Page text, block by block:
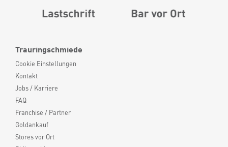
Trauringschmiede
Cookie Einstellungen
Kontakt
Jobs / Karriere
FAQ
Franchise / Partner
Goldankauf
Stores vor Ort